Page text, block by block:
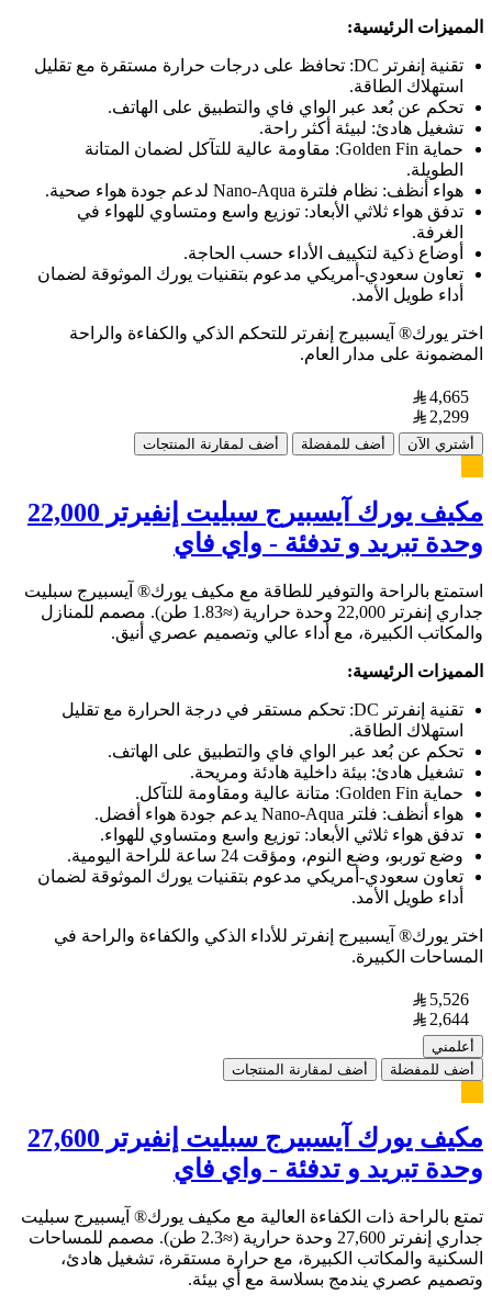
المميزات الرئيسية:
تقنية إنفرتر DC: تحافظ على درجات حرارة مستقرة مع تقليل
استهلاك الطاقة.
تحكم عن بُعد عبر الواي فاي والتطبيق على الهاتف.
تشغيل هادئ: لبيئة أكثر راحة.
حماية Golden Fin: مقاومة عالية للتآكل لضمان المتانة
الطويلة.
هواء أنظف: نظام فلترة Nano-Aqua لدعم جودة هواء صحية.
تدفق هواء ثلاثي الأبعاد: توزيع واسع ومتساوي للهواء في
الغرفة.
أوضاع ذكية لتكييف الأداء حسب الحاجة.
تعاون سعودي-أمريكي مدعوم بتقنيات يورك الموثوقة لضمان
أداء طويل الأمد.
اختر يورك® آيسبيرج إنفرتر للتحكم الذكي والكفاءة والراحة
المضمونة على مدار العام.
أشتري الآن أضف للمفضلة أضف لمقارنة المنتجات
مكيف يورك آيسبيرج سبليت إنفيرتر 22,000
وحدة تبريد و تدفئة - واي فاي
استمتع بالراحة والتوفير للطاقة مع مكيف يورك® آيسبيرج سبليت
جداري إنفرتر 22,000 وحدة حرارية (≈1.83 طن). مصمم للمنازل
والمكاتب الكبيرة، مع أداء عالي وتصميم عصري أنيق.
المميزات الرئيسية:
تقنية إنفرتر DC: تحكم مستقر في درجة الحرارة مع تقليل
استهلاك الطاقة.
تحكم عن بُعد عبر الواي فاي والتطبيق على الهاتف.
تشغيل هادئ: بيئة داخلية هادئة ومريحة.
حماية Golden Fin: متانة عالية ومقاومة للتآكل.
هواء أنظف: فلتر Nano-Aqua يدعم جودة هواء أفضل.
تدفق هواء ثلاثي الأبعاد: توزيع واسع ومتساوي للهواء.
وضع توربو، وضع النوم، ومؤقت 24 ساعة للراحة اليومية.
تعاون سعودي-أمريكي مدعوم بتقنيات يورك الموثوقة لضمان
أداء طويل الأمد.
اختر يورك® آيسبيرج إنفرتر للأداء الذكي والكفاءة والراحة في
المساحات الكبيرة.
أعلمني
أضف للمفضلة
أضف لمقارنة المنتجات
مكيف يورك آيسبيرج سبليت إنفيرتر 27,600
وحدة تبريد و تدفئة - واي فاي
تمتع بالراحة ذات الكفاءة العالية مع مكيف يورك® آيسبيرج سبليت
جداري إنفرتر 27,600 وحدة حرارية (≈2.3 طن). مصمم للمساحات
السكنية والمكاتب الكبيرة، مع حرارة مستقرة، تشغيل هادئ،
وتصميم عصري يندمج بسلاسة مع أي بيئة.